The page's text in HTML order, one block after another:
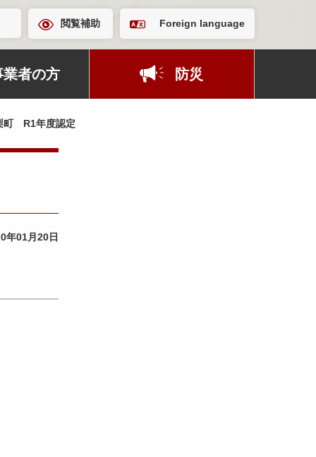
閲覧補助 Foreign language
業者の方 防災
町 R1年度認定
年01月20日